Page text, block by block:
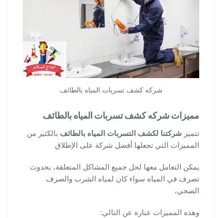
شركه كشف تسربات المياه بالطائف
مميزات شركه كشف تسربات المياه بالطائف
تتميز شركتنا لكشف التسربات المياه بالطائف بالكثير من
المميزات التي تجعلها أفضل شركة على الإطلاق
يمكن التعامل معها لحل جميع المشاكل المتعلقة، بحدوث
تصرف في المياه سواء كان لمياه الشرب والصرف
الصحي،
وهذه المميزات عبارة عن التالي: